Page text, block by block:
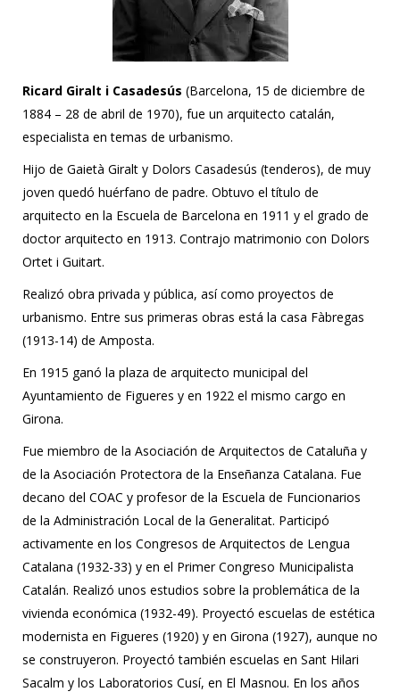
Ricard Giralt i Casadesús (Barcelona, 15 de diciembre de
1884 – 28 de abril de 1970), fue un arquitecto catalán,
especialista en temas de urbanismo.
Hijo de Gaietà Giralt y Dolors Casadesús (tenderos), de muy
joven quedó huérfano de padre. Obtuvo el título de
arquitecto en la Escuela de Barcelona en 1911 y el grado de
doctor arquitecto en 1913. Contrajo matrimonio con Dolors
Ortet i Guitart.
Realizó obra privada y pública, así como proyectos de
urbanismo. Entre sus primeras obras está la casa Fàbregas
(1913-14) de Amposta.
En 1915 ganó la plaza de arquitecto municipal del
Ayuntamiento de Figueres y en 1922 el mismo cargo en
Girona.
Fue miembro de la Asociación de Arquitectos de Cataluña y
de la Asociación Protectora de la Enseñanza Catalana. Fue
decano del COAC y profesor de la Escuela de Funcionarios
de la Administración Local de la Generalitat. Participó
activamente en los Congresos de Arquitectos de Lengua
Catalana (1932-33) y en el Primer Congreso Municipalista
Catalán. Realizó unos estudios sobre la problemática de la
vivienda económica (1932-49). Proyectó escuelas de estética
modernista en Figueres (1920) y en Girona (1927), aunque no
se construyeron. Proyectó también escuelas en Sant Hilari
Sacalm y los Laboratorios Cusí, en El Masnou. En los años